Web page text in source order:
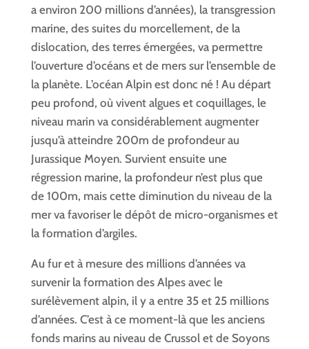
a environ 200 millions d’années), la transgression
marine, des suites du morcellement, de la
dislocation, des terres émergées, va permettre
l’ouverture d’océans et de mers sur l’ensemble de
la planète. L’océan Alpin est donc né ! Au départ
peu profond, où vivent algues et coquillages, le
niveau marin va considérablement augmenter
jusqu’à atteindre 200m de profondeur au
Jurassique Moyen. Survient ensuite une
régression marine, la profondeur n’est plus que
de 100m, mais cette diminution du niveau de la
mer va favoriser le dépôt de micro-organismes et
la formation d’argiles.
Au fur et à mesure des millions d’années va
survenir la formation des Alpes avec le
surélèvement alpin, il y a entre 35 et 25 millions
d’années. C’est à ce moment-là que les anciens
fonds marins au niveau de Crussol et de Soyons